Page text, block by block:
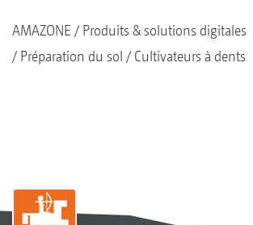
AMAZONE
Produits & solutions digitales
Préparation du sol
Cultivateurs à dents